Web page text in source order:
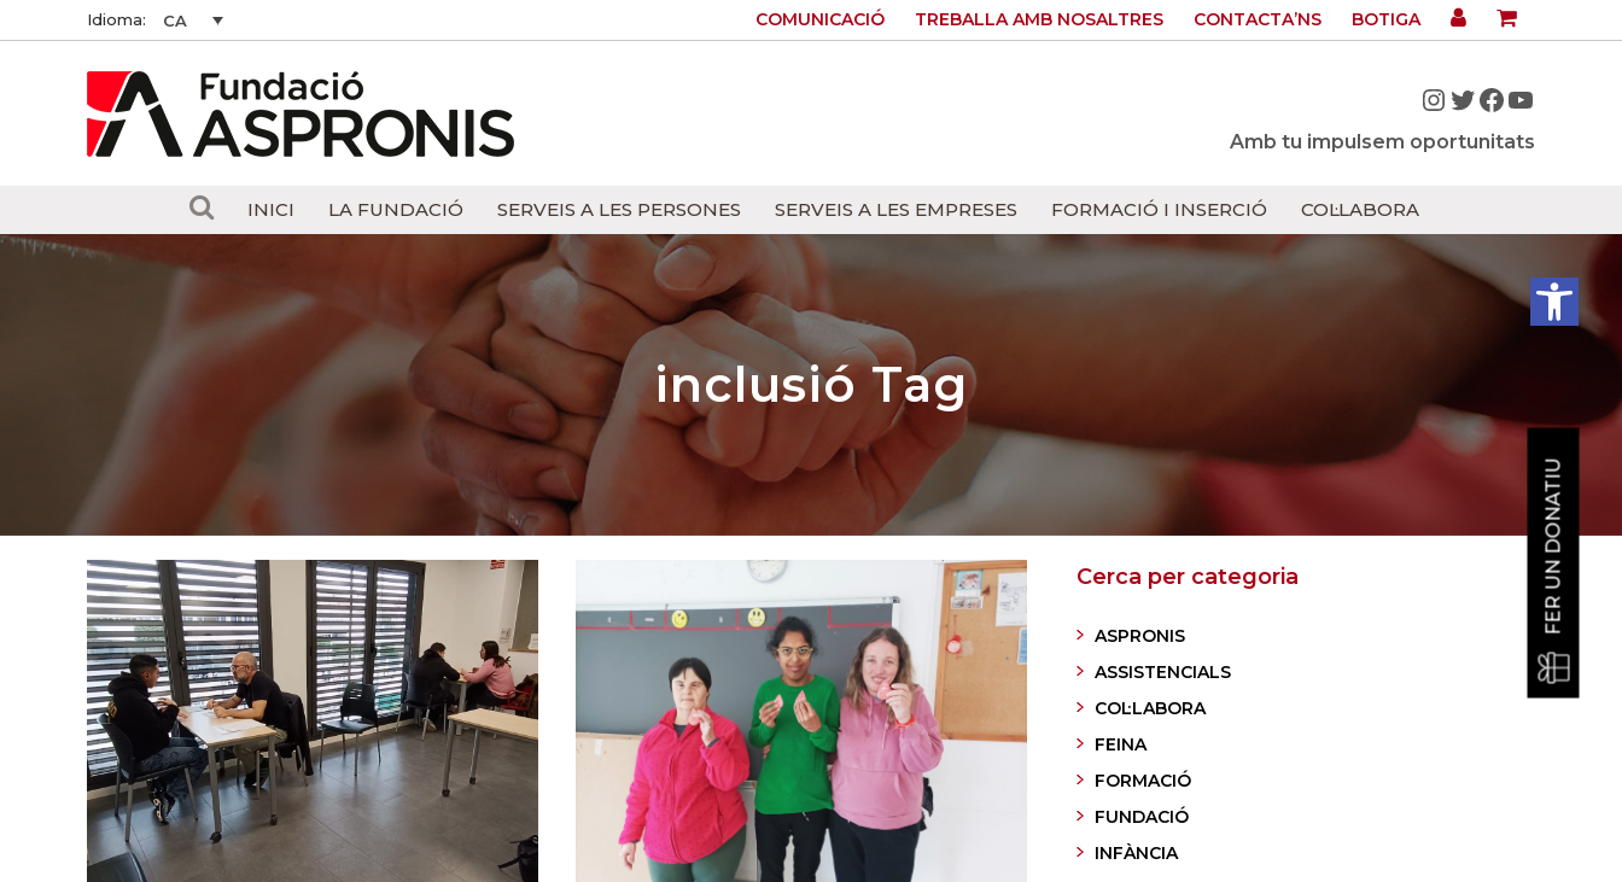
Obre la
Idioma: CA COMUNICACIÓ TREBALLA AMB NOSALTRES CONTACTA’NS BOTIGA
Instagram
Twitter
Facebook
Amb tu impulsem oportunitats
INICI LA FUNDACIÓ SERVEIS A LES PERSONES SERVEIS A LES EMPRESES FORMACIÓ I INSERCIÓ COL·LABORA
FER UN DONATIU
inclusió Tag
Cerca per categoria
ASPRONIS
ASSISTENCIALS
COL·LABORA
FEINA
FORMACIÓ
FUNDACIÓ
INFÀNCIA